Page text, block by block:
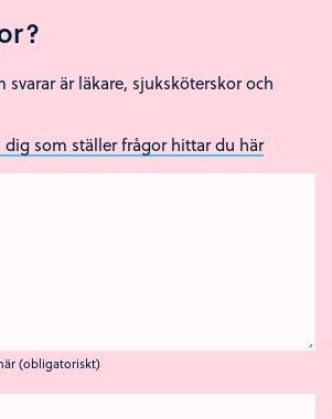
svarar är läkare, sjuksköterskor och
som ställer frågor hittar du här
(obligatoriskt)